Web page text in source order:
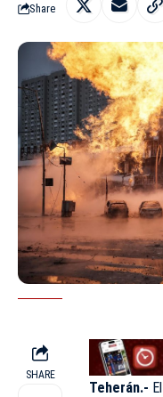
Share
SHARE
Teherán.-